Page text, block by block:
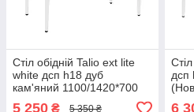
Стіл обідній Talio ext lite
white дсп h18 дуб
кам'яний 1100/1420*700
мм (Новий Стиль ТМ)
5 250 ₴ 5 350 ₴
дсп
6